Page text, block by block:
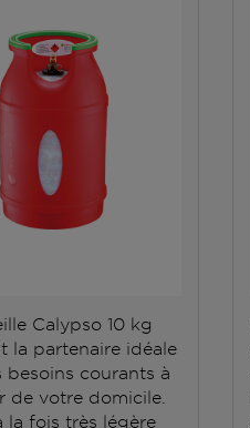
Calypso 10 kg
la partenaire idéale
besoins courants à
de votre domicile.
la fois très légère